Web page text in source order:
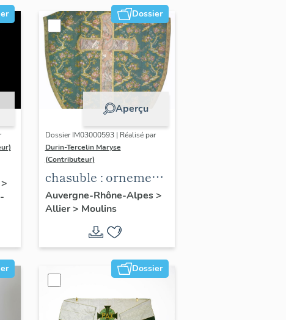
>
Dossier
Aperçu
Dossier IM03000593 | Réalisé par
Durin-Tercelin Maryse
(Contributeur)
chasuble : ornement
vert n°1
Auvergne-Rhône-Alpes>
Allier> Moulins
Dossier